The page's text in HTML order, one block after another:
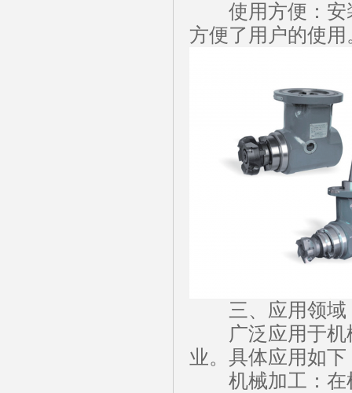
使用方便：安
方便了用户的使用
三、应用领域
广泛应用于机
业。具体应用如下
机械加工：在